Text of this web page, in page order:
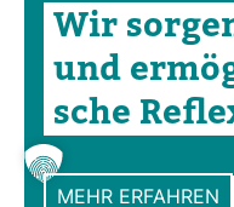
Wir
und
sche
MEHR ERFAHREN